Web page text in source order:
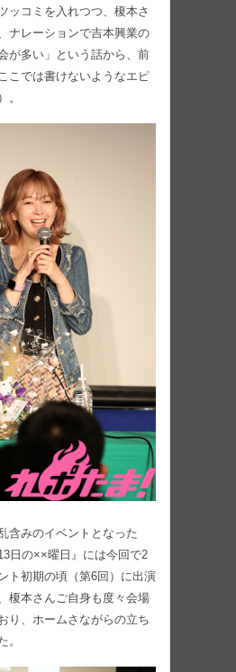
ッコミを入れつつ、榎本さ
ナレーションで吉本興業の
が多い」という話から、前
こでは書けないようなエピ
。
含みのイベントとなった
日の××曜日』には今回で2
ト初期の頃（第6回）に出演
榎本さんご自身も度々会場
り、ホームさながらの立ち
。